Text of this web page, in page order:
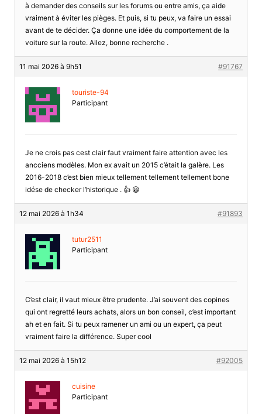
à demander des conseils sur les forums ou entre amis, ça aide
vraiment à éviter les pièges. Et puis, si tu peux, va faire un essai
avant de te décider. Ça donne une idée du comportement de la
voiture sur la route. Allez, bonne recherche .
11 mai 2026 à 9h51 #91767
touriste-94
Participant
Je ne crois pas cest clair faut vraiment faire attention avec les
ancciens modèles. Mon ex avait un 2015 c’était la galère. Les
2016-2018 c’est bien mieux tellement tellement tellement bone
idése de checker l’historique . 👍 😀
12 mai 2026 à 1h34 #91893
tutur2511
Participant
C’est clair, il vaut mieux être prudente. J’ai souvent des copines
qui ont regretté leurs achats, alors un bon conseil, c’est important
ah et en fait. Si tu peux ramener un ami ou un expert, ça peut
vraiment faire la différence. Super cool
12 mai 2026 à 15h12 #92005
cuisine
Participant